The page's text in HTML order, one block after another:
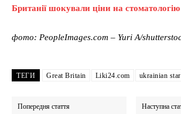
Британії шокували ціни на стоматологію
фото: PeopleImages.com – Yuri A/
ТЕГИ Great Britain Liki24.com ukrainian
Попередня стаття Наступна